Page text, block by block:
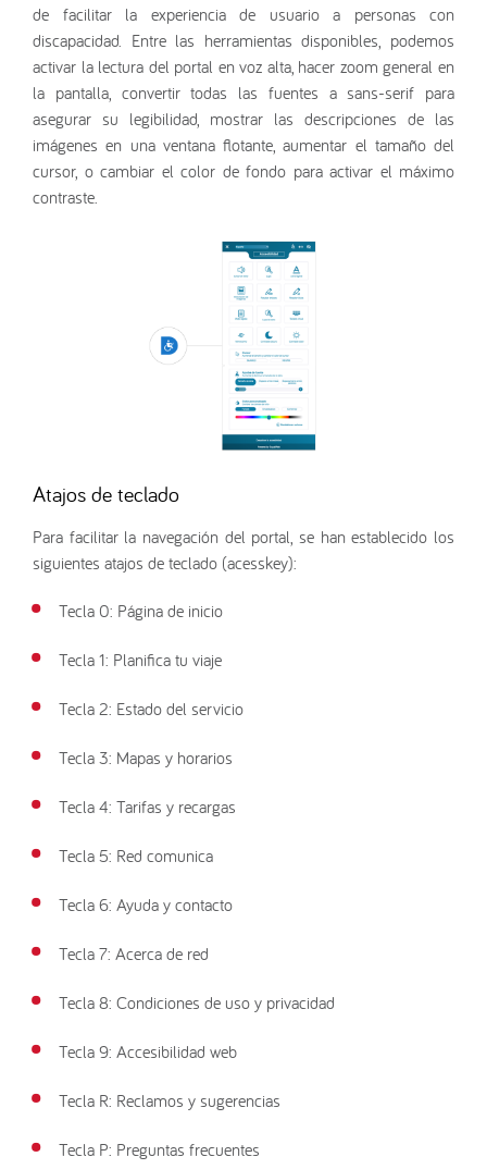
de facilitar la experiencia de usuario a personas con
discapacidad. Entre las herramientas disponibles, podemos
activar la lectura del portal en voz alta, hacer zoom general en
la pantalla, convertir todas las fuentes a sans-serif para
asegurar su legibilidad, mostrar las descripciones de las
imágenes en una ventana flotante, aumentar el tamaño del
cursor, o cambiar el color de fondo para activar el máximo
contraste.
Atajos de teclado
Para facilitar la navegación del portal, se han establecido los
siguientes atajos de teclado (acesskey):
Tecla 0: Página de inicio
Tecla 1: Planifica tu viaje
Tecla 2: Estado del servicio
Tecla 3: Mapas y horarios
Tecla 4: Tarifas y recargas
Tecla 5: Red comunica
Tecla 6: Ayuda y contacto
Tecla 7: Acerca de red
Tecla 8: Condiciones de uso y privacidad
Tecla 9: Accesibilidad web
Tecla R: Reclamos y sugerencias
Tecla P: Preguntas frecuentes